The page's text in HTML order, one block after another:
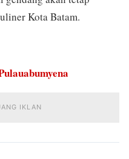
Kota Batam.
IKLAN